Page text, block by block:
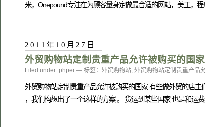
来，Onepound专注在为顾客量身定做最合适的网站，美工，
2011年10月27日
外贸购物站定制贵重产品允许被购买的国家
Filed under: phper — 标签： 外贸购物站, 外贸购物站定制贵重产品
外贸购物站定制贵重产品允许被购买的国家 有些做外贸的店
，我们构想出了一个这样的方案 。 货运到某些国家 也是和运